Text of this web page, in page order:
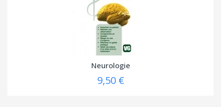
Neurologie
9,50 €